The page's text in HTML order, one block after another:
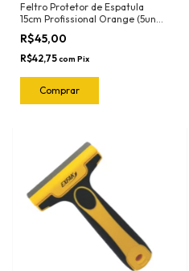
Feltro Protetor de Espatula
15cm Profissional Orange (5und)
1022.O Joker
R$45,00
R$42,75com Pix